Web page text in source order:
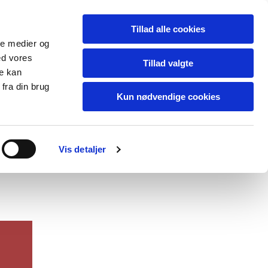
medier og
vores
kan
din brug
Vis detaljer
Tillad alle cookies
Tillad valgte
Kun nødvendige cookies